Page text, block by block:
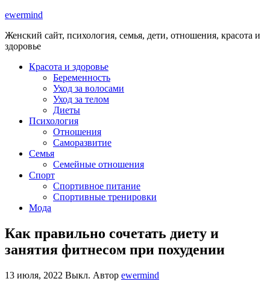
ewermind
Женский сайт, психология, семья, дети, отношения, красота и
здоровье
Красота и здоровье
Беременность
Уход за волосами
Уход за телом
Диеты
Психология
Отношения
Саморазвитие
Семья
Семейные отношения
Спорт
Спортивное питание
Спортивные тренировки
Мода
Как правильно сочетать диету и
занятия фитнесом при похудении
13 июля, 2022 Выкл. Автор ewermind